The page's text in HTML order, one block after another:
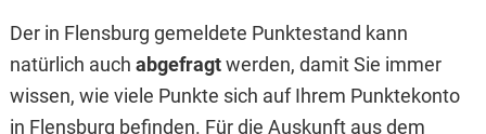
Der in Flensburg gemeldete Punktestand kann
natürlich auch abgefragtwerden, damit Sie immer
wissen, wie viele Punkte sich auf Ihrem Punktekonto
in Flensburg befinden. Für die Auskunft aus dem